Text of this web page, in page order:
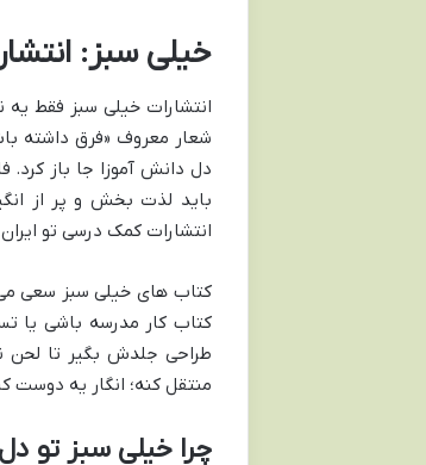
خیلی سبز:
انتشارات خیلی سبز فقط
شعار معروف «فرق داشته
دل دانش آموزا جا باز
باید لذت بخش و پر از
انتشارات کمک درسی تو
کتاب های خیلی سبز سعی
کتاب کار مدرسه باشی یا
طراحی جلدش بگیر تا
منتقل کنه؛ انگار یه دوست
چرا خیلی سبز تو